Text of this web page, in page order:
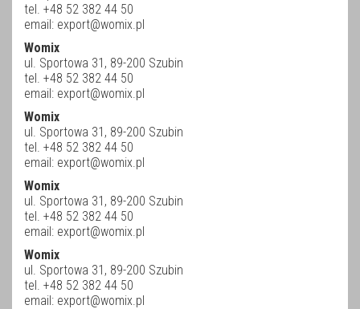
tel. +48 52 382 44 50
email: export@womix.pl
Womix
ul. Sportowa 31, 89-200 Szubin
tel. +48 52 382 44 50
email: export@womix.pl
Womix
ul. Sportowa 31, 89-200 Szubin
tel. +48 52 382 44 50
email: export@womix.pl
Womix
ul. Sportowa 31, 89-200 Szubin
tel. +48 52 382 44 50
email: export@womix.pl
Womix
ul. Sportowa 31, 89-200 Szubin
tel. +48 52 382 44 50
email: export@womix.pl